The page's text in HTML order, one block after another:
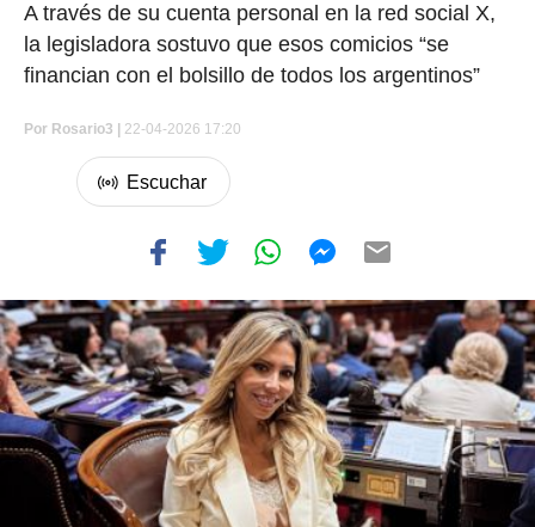
A través de su cuenta personal en la red social X,
la legisladora sostuvo que esos comicios “se
financian con el bolsillo de todos los argentinos”
Por Rosario3 | 22-04-2026 17:20